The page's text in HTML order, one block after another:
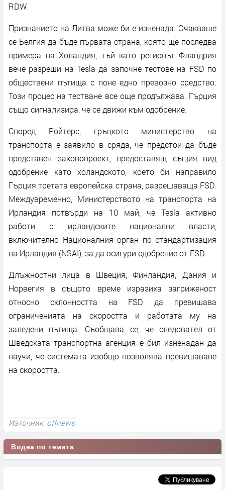
RDW.
Признанието на Литва може би е изненада. Очакваше
се Белгия да бъде първата страна, която ще последва
примера на Холандия, тъй като регионът Фландрия
вече разреши на Tesla да започне тестове на FSD по
обществени пътища с поне едно превозно средство.
Този процес на тестване все още продължава. Гърция
също сигнализира, че се движи към одобрение.
Според Ройтерс, гръцкото министерство на
транспорта е заявило в сряда, че предстои да бъде
представен законопроект, предоставящ същия вид
одобрение като холандското, което би направило
Гърция третата европейска страна, разрешаваща FSD.
Междувременно, Министерството на транспорта на
Ирландия потвърди на 10 май, че Tesla активно
работи с ирландските национални власти,
включително Националния орган по стандартизация
на Ирландия (NSAI), за да осигури одобрение от FSD.
Длъжностни лица в Швеция, Финландия, Дания и
Норвегия в същото време изразиха загриженост
относно склонността на FSD да превишава
ограниченията на скоростта и работата му на
заледени пътища. Съобщава се, че следовател от
Шведската транспортна агенция е бил изненадан да
научи, че системата изобщо позволява превишаване
на скоростта.
Източник:offnews
Видеа по темата